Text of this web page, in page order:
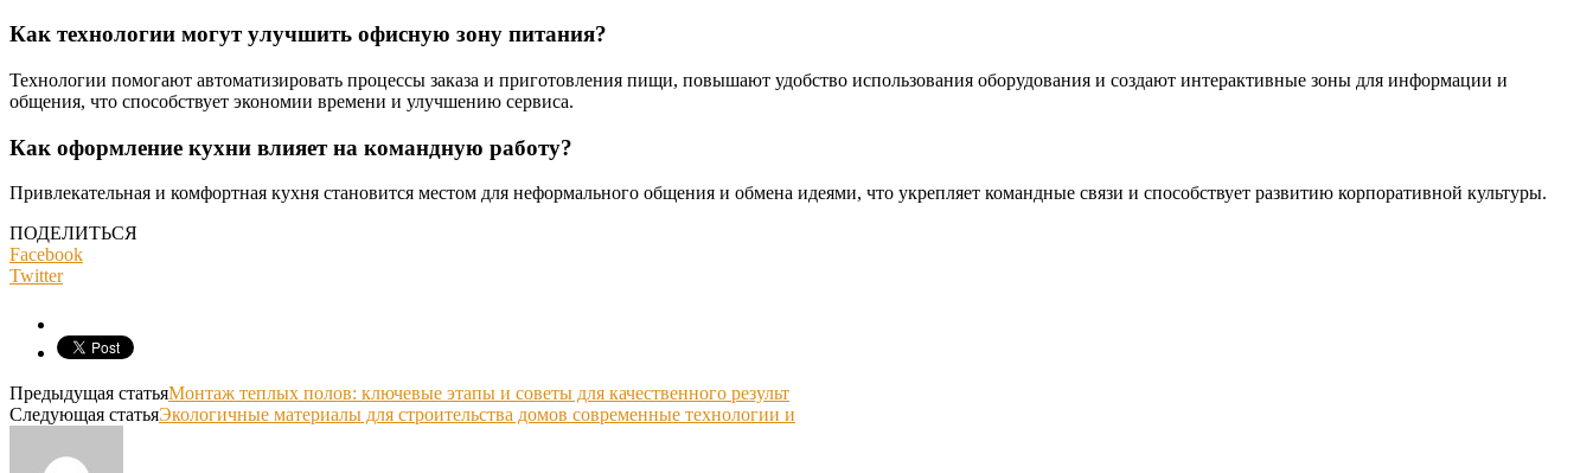
Как технологии могут улучшить офисную зону питания?
Технологии помогают автоматизировать процессы заказа и приготовления пищи, повышают удобство использования оборудования и создают интерактивные зоны для информации и
общения, что способствует экономии времени и улучшению сервиса.
Как оформление кухни влияет на командную работу?
Привлекательная и комфортная кухня становится местом для неформального общения и обмена идеями, что укрепляет командные связи и способствует развитию корпоративной культуры.
ПОДЕЛИТЬСЯ
Facebook
Twitter
Предыдущая статьяМонтаж теплых полов: ключевые этапы и советы для качественного результ
Следующая статьяЭкологичные материалы для строительства домов современные технологии и